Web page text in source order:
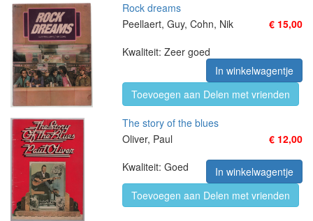
Rock dreams
Peellaert, Guy, Cohn, Nik
€ 15,00
Kwaliteit: Zeer goed
In winkelwagentje
Toevoegen aan Delen met vrienden
The story of the blues
Oliver, Paul
€ 12,00
Kwaliteit: Goed
In winkelwagentje
Toevoegen aan Delen met vrienden